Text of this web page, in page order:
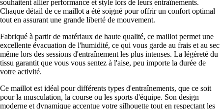
souhaitent allier performance et style lors de leurs entraînements.
Chaque détail de ce maillot a été soigné pour offrir un confort optimal
tout en assurant une grande liberté de mouvement.
Fabriqué à partir de matériaux de haute qualité, ce maillot permet une
excellente évacuation de l'humidité, ce qui vous garde au frais et au sec
même lors des sessions d'entraînement les plus intenses. La légèreté du
tissu garantit que vous vous sentez à l'aise, peu importe la durée de
votre activité.
Ce maillot est idéal pour différents types d'entraînements, que ce soit
pour la musculation, la course ou les sports d'équipe. Son design
moderne et dynamique accentue votre silhouette tout en respectant les